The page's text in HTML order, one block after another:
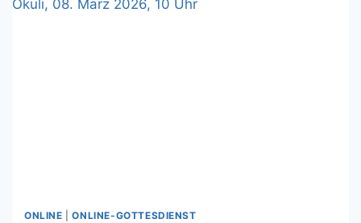
2026,
ONLINE |ONLINE-GOTTESDIENST